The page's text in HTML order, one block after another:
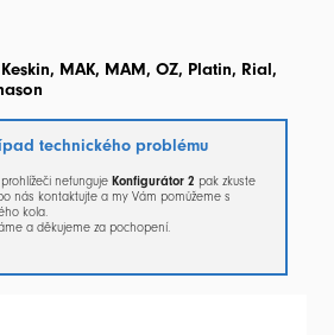
MAK, MAM, OZ, Platin, Rial,
technického problému
nefunguje Konfigurátor 2 pak zkuste
nás kontaktujte a my Vám pomůžeme s
kola.
a děkujeme za pochopení.